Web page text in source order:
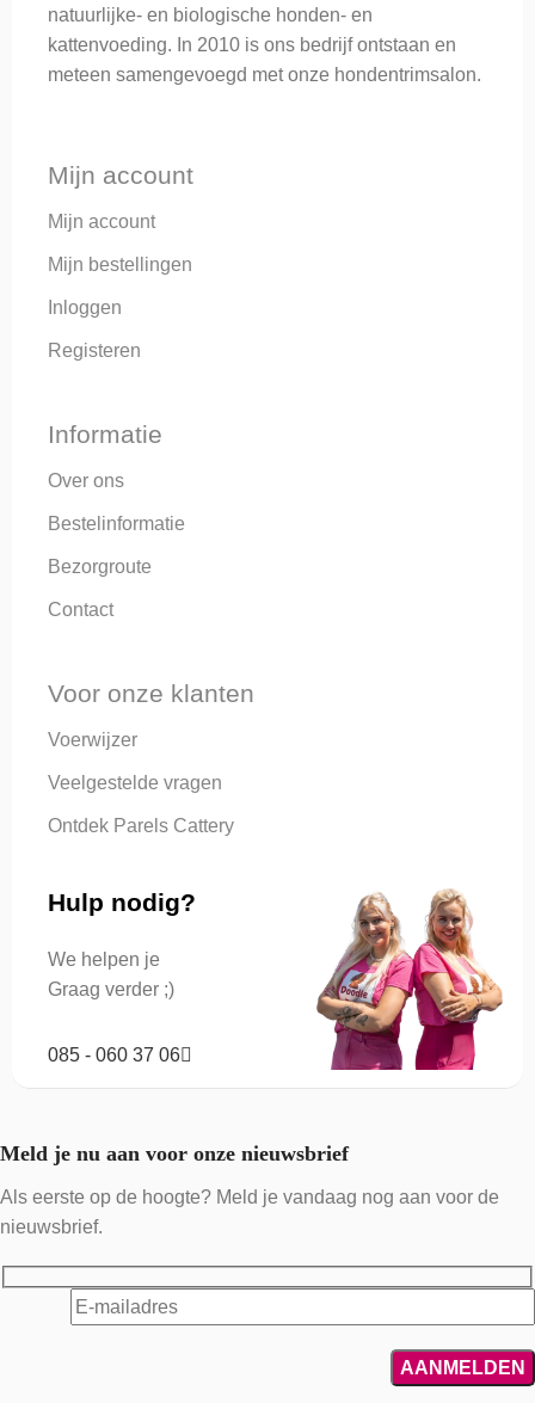
natuurlijke- en biologische honden- en
kattenvoeding. In 2010 is ons bedrijf ontstaan en
meteen samengevoegd met onze hondentrimsalon.
Mijn account
Mijn account
Mijn bestellingen
Inloggen
Registeren
Informatie
Over ons
Bestelinformatie
Bezorgroute
Contact
Voor onze klanten
Voerwijzer
Veelgestelde vragen
Ontdek Parels Cattery
Hulp nodig?
We helpen je
Graag verder ;)
085 - 060 37 06
Meld je nu aan voor onze nieuwsbrief
Als eerste op de hoogte? Meld je vandaag nog aan voor de
nieuwsbrief.